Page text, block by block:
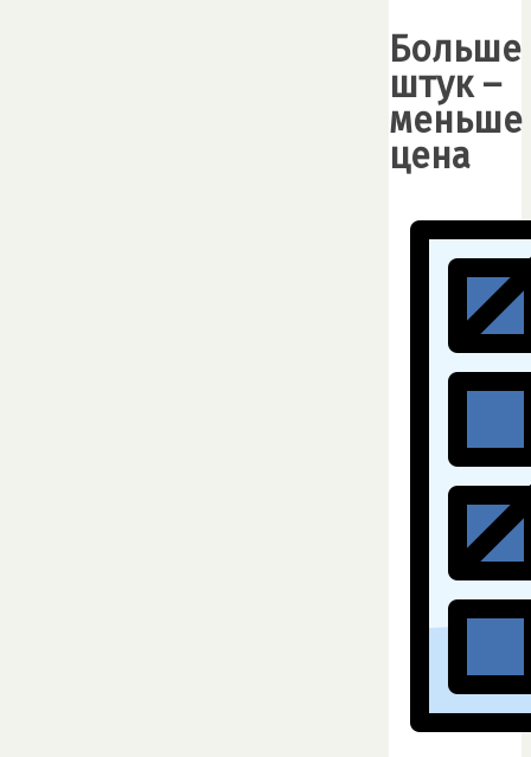
Больше
штук –
меньше
цена